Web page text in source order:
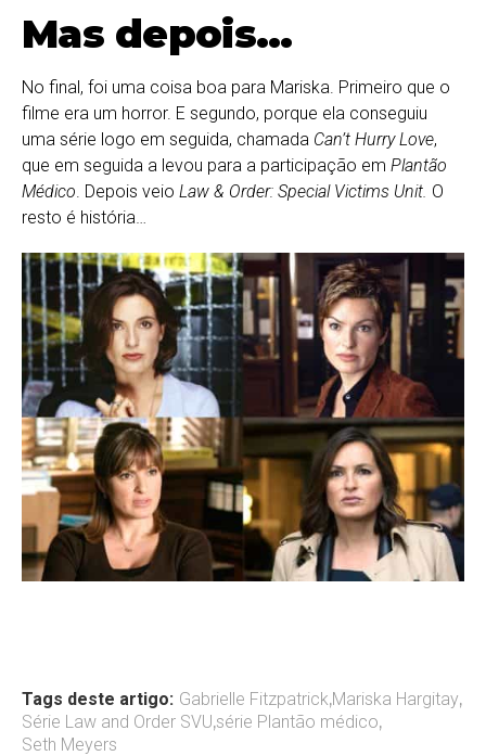
Mas depois…
No final, foi uma coisa boa para Mariska. Primeiro que o
filme era um horror. E segundo, porque ela conseguiu
uma série logo em seguida, chamada Can’t Hurry Love,
que em seguida a levou para a participação em Plantão
Médico. Depois veio Law & Order: Special Victims Unit. O
resto é história…
Tags deste artigo: Gabrielle Fitzpatrick,Mariska Hargitay,
Série Law and Order SVU,série Plantão médico,
Seth Meyers